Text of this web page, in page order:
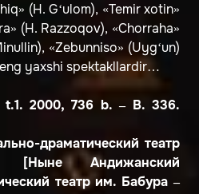
(H. G‘ulom), «Temir xotin»
(H. Razzoqov), «Chorraha»
«Zebunniso» (Uyg‘un)
yaxshi spektakllardir…
t.1. 2000, 736 b. – B. 336.
драматический театр
[Ныне Андижанский
театр им. Бабура –